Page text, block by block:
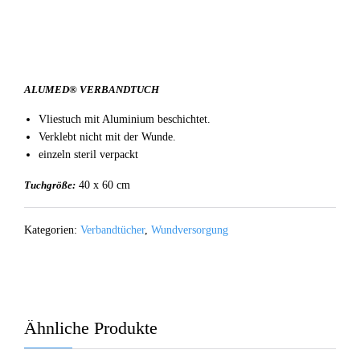
ALUMED® VERBANDTUCH
Vliestuch mit Aluminium beschichtet.
Verklebt nicht mit der Wunde.
einzeln steril verpackt
Tuchgröße: 40 x 60 cm
Kategorien: Verbandtücher, Wundversorgung
Ähnliche Produkte